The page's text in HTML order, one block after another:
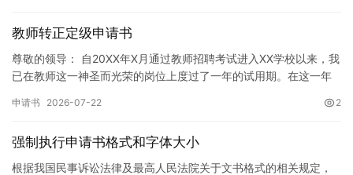
教师转正定级申请书
尊敬的领导： 自20XX年X月通过教师招聘考试进入XX学校以来，我
已在教师这一神圣而光荣的岗位上度过了一年的试用期。在这一年
申请书 2026-07-22 2
强制执行申请书格式和字体大小
根据我国民事诉讼法律及最高人民法院关于文书格式的相关规定，